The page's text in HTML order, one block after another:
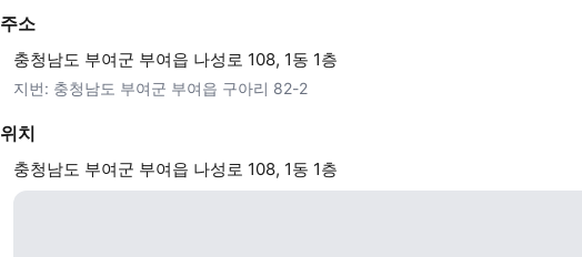
주소
충청남도 부여군 부여읍 나성로 108, 1동 1층
지번: 충청남도 부여군 부여읍 구아리 82-2
위치
충청남도 부여군 부여읍 나성로 108, 1동 1층